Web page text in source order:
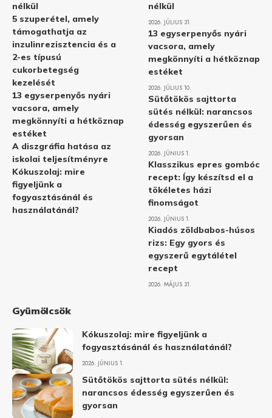
nélkül
5 szuperétel, amely
támogathatja az
inzulinrezisztencia és a
2-es típusú
cukorbetegség
kezelését
13 egyserpenyős nyári
vacsora, amely
megkönnyíti a hétköznap
estéket
A diszgráfia hatása az
iskolai teljesítményre
Kókuszolaj: mire
figyeljünk a
fogyasztásánál és
használatánál?
nélkül
2026. JÚLIUS 31.
13 egyserpenyős nyári
vacsora, amely
megkönnyíti a hétköznap
estéket
2026. JÚLIUS 10.
Sütőtökös sajttorta
sütés nélkül: narancsos
édesség egyszerűen és
gyorsan
2026. JÚNIUS 1.
Klasszikus epres gombóc
recept: Így készítsd el a
tökéletes házi
finomságot
2026. JÚNIUS 1.
Kiadós zöldbabos-húsos
rizs: Egy gyors és
egyszerű egytálétel
recept
2026. MÁJUS 31.
Gyümölcsök
Kókuszolaj: mire figyeljünk a
fogyasztásánál és használatánál?
2026. JÚNIUS 1.
Sütőtökös sajttorta sütés nélkül:
narancsos édesség egyszerűen és
gyorsan